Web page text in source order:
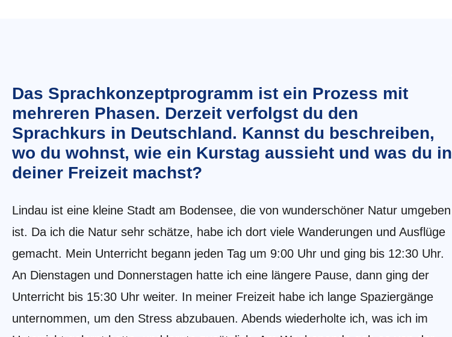
Das Sprachkonzeptprogramm ist ein Prozess mit
mehreren Phasen. Derzeit verfolgst du den
Sprachkurs in Deutschland. Kannst du beschreiben,
wo du wohnst, wie ein Kurstag aussieht und was du in
deiner Freizeit machst?
Lindau ist eine kleine Stadt am Bodensee, die von wunderschöner Natur umgeben
ist. Da ich die Natur sehr schätze, habe ich dort viele Wanderungen und Ausflüge
gemacht. Mein Unterricht begann jeden Tag um 9:00 Uhr und ging bis 12:30 Uhr.
An Dienstagen und Donnerstagen hatte ich eine längere Pause, dann ging der
Unterricht bis 15:30 Uhr weiter. In meiner Freizeit habe ich lange Spaziergänge
unternommen, um den Stress abzubauen. Abends wiederholte ich, was ich im